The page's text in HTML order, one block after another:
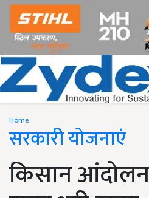
Home
सरकारी योजनाएं
किसान